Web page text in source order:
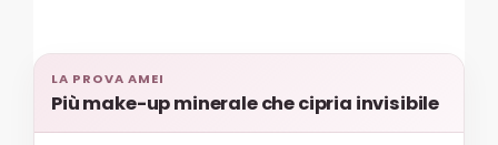
LA PROVA AMEI
Più make-up minerale che cipria invisibile